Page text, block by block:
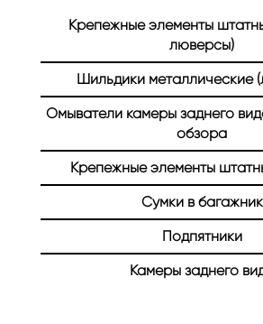
Каталог Авто
Авто
Крепежные элементы
люверсы)
Шильдики металлические
Омыватели камеры заднего
обзора
Крепежные элементы
Сумки в багажник
Подпятники
Камеры заднего